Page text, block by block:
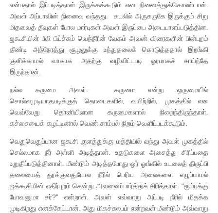
என்பதால் இப்படித்தான் இருக்கக்கூடும் என நினைத்துக்கொண்டான்.
அவள் அப்பாவின் நினைவு வந்தது. கடலில் அருகருகே இருக்கும் சிறு
மிதவைத் தீவுகள் போல மார்புகள் அவள் இருப்பை அடையாளப்படுத்தின.
ஜகூசியின் பீலி பீய்ச்சும் வெந்நீரின் வேகம் அவன் விரைகளின் பின்புறம்
தீண்டி அந்நேரத்து சூழலுக்கு உந்துதலைக் கொடுத்ததால் இறங்கி
குளிக்காமல் வாகாக அதற்கு வழிவிட்டபடி ஓரமாகச் சாய்ந்தே
இருந்தான்.
நல்ல கருமை அவள். கருமை என்று ஒருமையில்
சொல்லமுடியாதபடிக்குத் தொடைகளில், வயிற்றில், முகத்தில் என
வெவ்வேறு தொனியிலான கருமைகளால் நிறைந்திருந்தாள்.
கச்சையைக் கழட்டினால் வெண் சாம்பல் நிறம் வெளிப்படக்கூடும்.
வெதுவெதுப்பான ஜகூசி குளத்துக்கு மத்தியில் வந்து அவள் முகத்தில்
செல்லமாக நீர் அள்ளி அடித்தான். உதடுகளை அசைத்து சிரிப்பதை
உறுதிப்படுத்தினாள். மீண்டும் அடித்தபோது ஓர் ஓங்கில் உடலைத் திருப்பி
தலையைத் தூக்குவதுபோல நீரில் பெரிய அலைகளை எழுப்பாமல்
ஜக்கூசியின் எதிர்புறம் சென்று அவனைப்பார்த்துச் சிரித்தாள். “ரூம்புக்கு
போவனுமா சர்?” என்றாள். அவள் எவ்வாறு அப்படி நீரில் மிதக்க
முடிகிறது எனக்கேட்டான். அது மிகச்சுலபம் என்றவள் மீண்டும் அவ்வாறு